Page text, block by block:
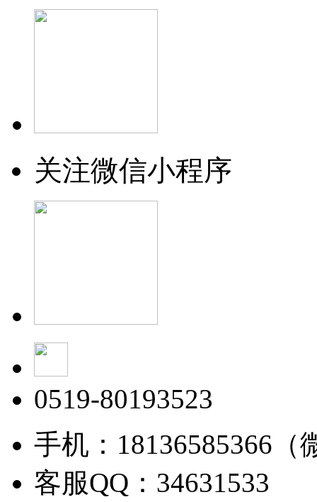
关注微信小程序
0519-80193523
手机：18136585366（
客服QQ：34631533